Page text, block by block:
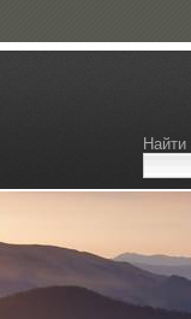
Найти